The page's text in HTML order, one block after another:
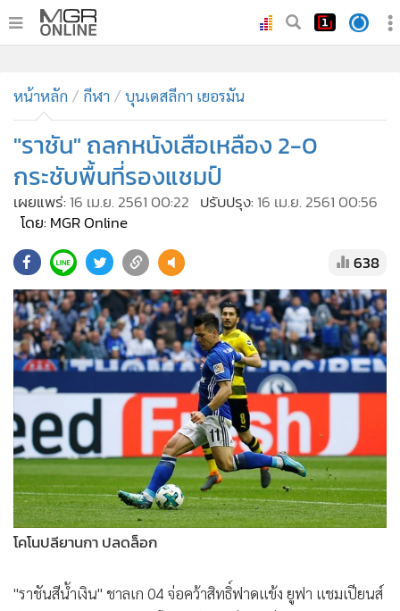
• ทันเหตุการณ์
• ภาคใต้
ภูมิภาค
• Online Section
• บันเทิง
ผู้จัดการรายวัน
• คอลัมนิสต์
• ละคร
• CbizReview
• Cyber BIZ
• ผู้จัดกวน
Good health & Well-being
• Green Innovation & SD
• Management & HR
•
MGR Live
• Infographic
• การเมือง
• กีฬา
หน้าหลัก กีฬา บุนเดสลีกา เยอรมัน
"ราชัน" ถลกหนังเสือเหลือง 2-0
กระชับพื้นที่รองแชมป์
เผยแพร่:16 เม.ย. 2561 00:22ปรับปรุง:16 เม.ย. 2561 00:56
โดย: MGR Online
638